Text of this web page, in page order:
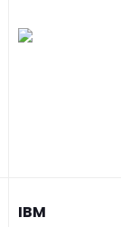
IBM